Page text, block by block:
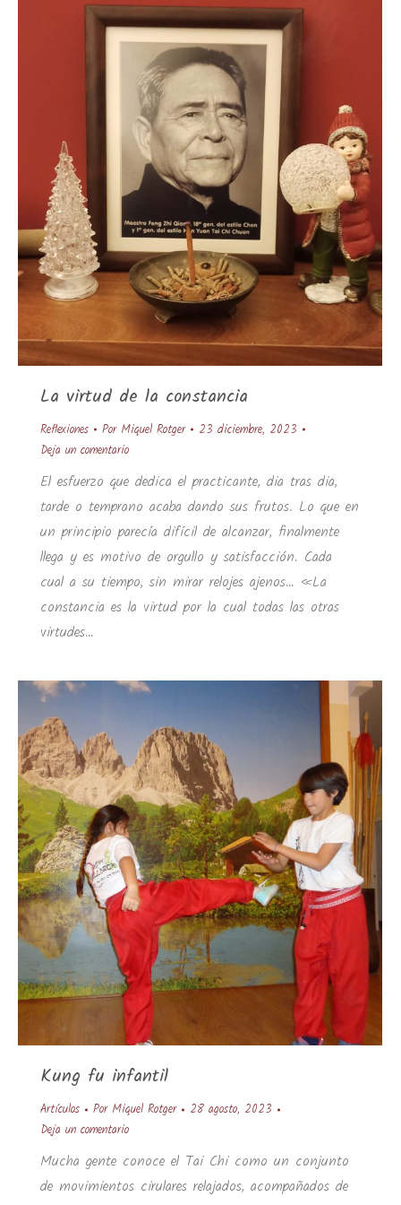
La virtud de la constancia
Reflexiones Por Miquel Rotger
23 diciembre, 2023
Deja un comentario
El esfuerzo que dedica el practicante, dia tras dia,
tarde o temprano acaba dando sus frutos. Lo que en
un principio parecía difícil de alcanzar, finalmente
llega y es motivo de orgullo y satisfacción. Cada
cual a su tiempo, sin mirar relojes ajenos… «La
constancia es la virtud por la cual todas las otras
virtudes…
Kung fu infantil
Artículos Por Miquel Rotger
28 agosto, 2023
Deja un comentario
Mucha gente conoce el Tai Chi como un conjunto
de movimientos cirulares relajados, acompañados de